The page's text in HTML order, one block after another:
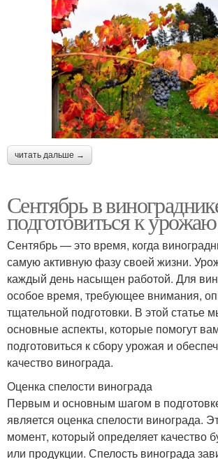
читать дальше →
Сентябрь в
подготовиться к урожаю
Сентябрь — это время, когда
самую активную фазу своей жизни.
каждый день насыщен работой. Для
особое время, требующее внимания,
тщательной подготовки. В этой статье
основные аспекты, которые помогут
подготовиться к сбору урожая и
качество винограда.
Оценка спелости винограда
Первым и основным шагом в
является оценка спелости винограда.
момент, который определяет качество
или продукции. Спелость винограда